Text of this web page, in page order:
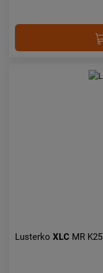
Lusterko XLC MR K25